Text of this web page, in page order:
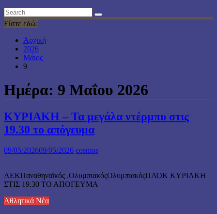
Είστε εδώ:
Αρχική
2026
Μάιος
9
Ημέρα: 9 Μαΐου 2026
ΚΥΡΙΑΚΗ – Τα μεγάλα ντέρμπυ στις
19.30 το απόγευμα
09/05/202609/05/2026 cosmos
ΑΕΚΠαναθηναϊκός .ΟλυμπιακόςΟλυμπιακόςΠΑΟΚ ΚΥΡΙΑΚΗ
ΣΤΙΣ 19.30 ΤΟ ΑΠΟΓΕΥΜΑ
Αθλητικά Νέα